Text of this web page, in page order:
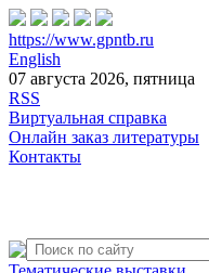
https://www.gpntb.ru
English
07 августа 2026, пятница
RSS
Виртуальная справка
Онлайн заказ литературы
Контакты